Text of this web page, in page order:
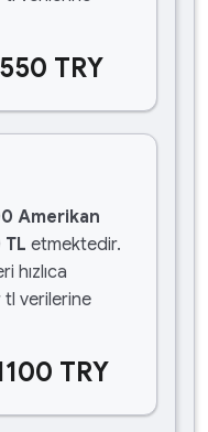
TRY
Amerikan
TL etmektedir.
hızlıca
tl verilerine
TRY